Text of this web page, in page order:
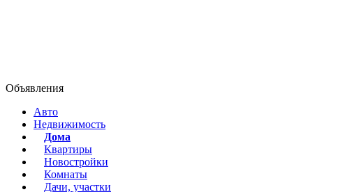
Объявления
Авто
Недвижимость
Дома
Квартиры
Новостройки
Комнаты
Дачи, участки